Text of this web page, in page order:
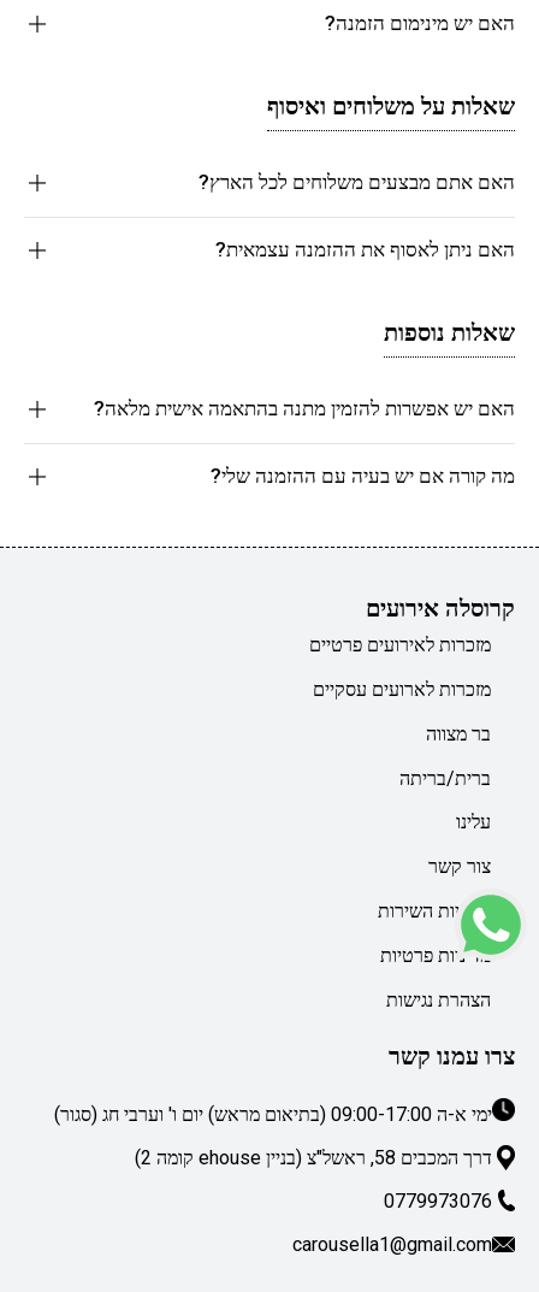
האם יש מינימום הזמנה?
שאלות על משלוחים ואיסוף
האם אתם מבצעים משלוחים לכל הארץ?
האם ניתן לאסוף את ההזמנה עצמאית?
שאלות נוספות
האם יש אפשרות להזמין מתנה בהתאמה אישית מלאה?
מה קורה אם יש בעיה עם ההזמנה שלי?
קרוסלה אירועים
מזכרות לאירועים פרטיים
מזכרות לארועים עסקיים
בר מצווה
ברית/בריתה
עלינו
צור קשר
מדיניות השירות
מדיניות פרטיות
הצהרת נגישות
צרו עמנו קשר
ימי א-ה 09:00-17:00 (בתיאום מראש) יום ו' וערבי חג (סגור)
דרך המכבים 58, ראשל"צ (בניין ehouse קומה 2)
0779973076
carousella1@gmail.com